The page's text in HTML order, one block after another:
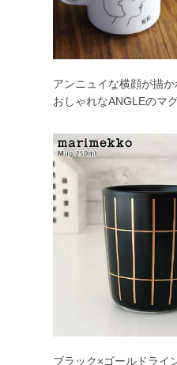
アンニュイな横顔が描
おしゃれなANGLEのマ
ブラック×ゴールドライ